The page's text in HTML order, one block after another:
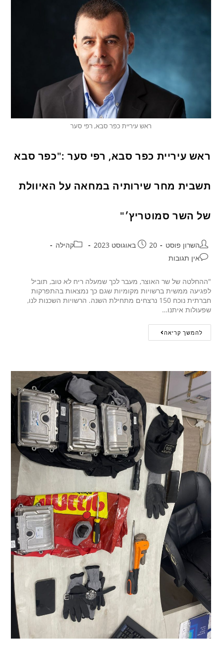
ראש עיריית כפר סבא, רפי סער
ראש עיריית כפר סבא, רפי סער :"כפר סבא
תשבית מחר שירותיה במחאה על האיוולת
של השר סמוטריץ׳"
השרון פוסט 20 באוגוסט 2023
קהילה
אין תגובות
"ההחלטה של שר האוצר, מעבר לכך שמעלה ריח לא טוב, תוביל
לפגיעה ממשית ברשויות מקומיות שגם כך נמצאות בהתפרקות
חברתית נוכח 150 נרצחים מתחילת השנה. הרשויות השכנות לנו,
שפעולות איתנו…
להמשך קריאה